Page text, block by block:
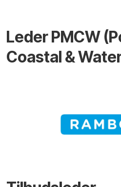
Leder PMCW
Coastal &